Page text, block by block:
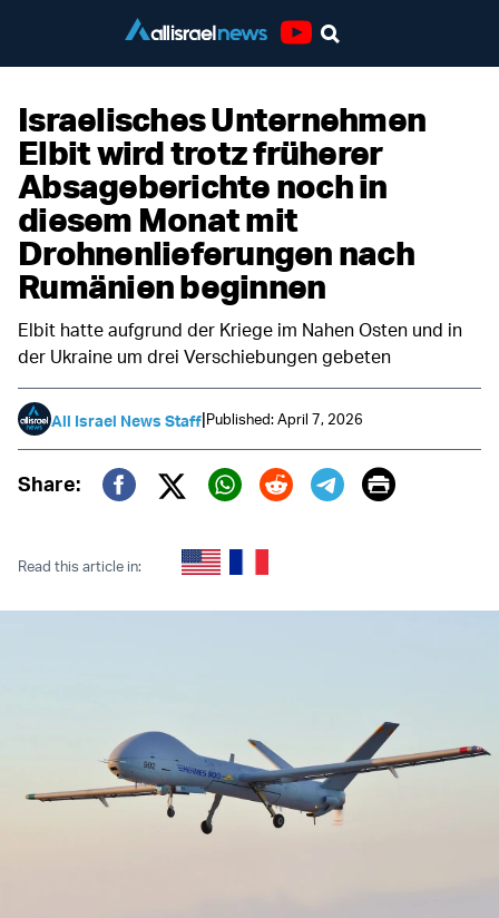
Israelisches Unternehmen
Elbit wird trotz früherer
Absageberichte noch in
diesem Monat mit
Drohnenlieferungen nach
Rumänien beginnen
Elbit hatte aufgrund der Kriege im Nahen Osten und in
der Ukraine um drei Verschiebungen gebeten
All Israel News Staff|Published: April 7, 2026
Share:
Twitter (X)
Print
Read this article in: